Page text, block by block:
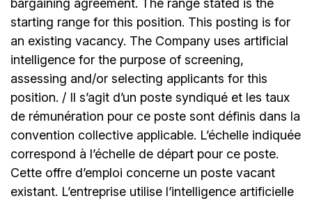
bargaining agreement. The range stated is the
starting range for this position. This posting is for
an existing vacancy. The Company uses artificial
intelligence for the purpose of screening,
assessing and/or selecting applicants for this
position. / Il s’agit d’un poste syndiqué et les taux
de rémunération pour ce poste sont définis dans la
convention collective applicable. L’échelle indiquée
correspond à l’échelle de départ pour ce poste.
Cette offre d’emploi concerne un poste vacant
existant. L’entreprise utilise l’intelligence artificielle